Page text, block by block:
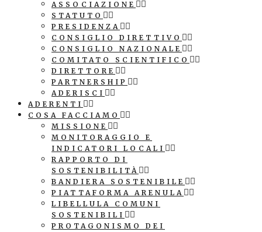
ASSOCIAZIONE
STATUTO
PRESIDENZA
CONSIGLIO DIRETTIVO
CONSIGLIO NAZIONALE
COMITATO SCIENTIFICO
DIRETTORE
PARTNERSHIP
ADERISCI
ADERENTI
COSA FACCIAMO
MISSIONE
MONITORAGGIO E
INDICATORI LOCALI
RAPPORTO DI
SOSTENIBILITÀ
BANDIERA SOSTENIBILE
PIATTAFORMA ARENULA
LIBELLULA COMUNI
SOSTENIBILI
PROTAGONISMO DEI